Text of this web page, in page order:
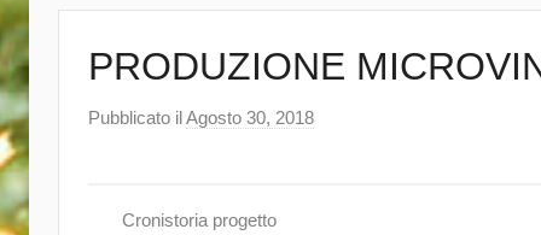
PRODUZIONE
Pubblicato ilAgosto 30, 2018
Cronistoria progetto